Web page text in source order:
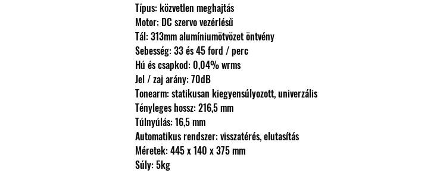
Típus: közvetlen meghajtás
Motor: DC szervo vezérlésű
Tál: 313mm alumíniumötvözet öntvény
Sebesség: 33 és 45 ford / perc
Hú és csapkod: 0,04% wrms
Jel / zaj arány: 70dB
Tonearm: statikusan kiegyensúlyozott, univerzális
Tényleges hossz: 216,5 mm
Túlnyúlás: 16,5 mm
Automatikus rendszer: visszatérés, elutasítás
Méretek: 445 x 140 x 375 mm
Súly: 5kg